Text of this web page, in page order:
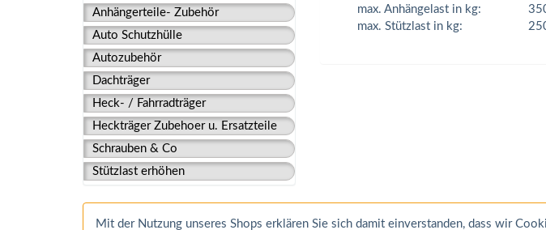
Anhängerteile- Zubehör
Auto Schutzhülle
Autozubehör
Dachträger
Heck- / Fahrradträger
Heckträger Zubehoer u. Ersatzteile
Schrauben & Co
Stützlast erhöhen
max. Anhängelast in kg:
max. Stützlast in kg:
Mit der Nutzung unseres Shops erklären Sie sich damit einverstanden, dass wir